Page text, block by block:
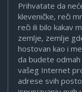
Prihvatate da
kleveničke, reči
reči ili bilo kakav
zemlje, zemlje
hostovan kao i
da budete
vašeg Internet
adrese svih